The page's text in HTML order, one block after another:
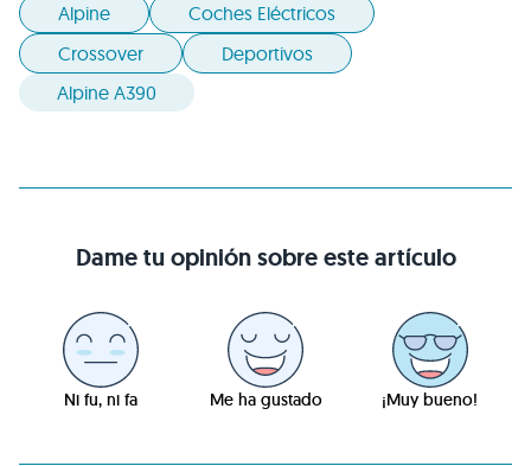
Alpine
Coches Eléctricos
Crossover
Deportivos
Alpine A390
Dame tu opinión sobre este artículo
Ni fu, ni fa Me ha gustado ¡Muy bueno!